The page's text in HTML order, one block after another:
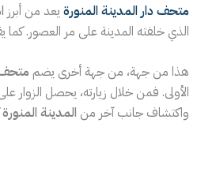
متحف دار المدينة المنورة يعد من أبرز
الذي خلفته المدينة على مر العصور. كما
هذا من جهة، من جهة أخرى يضم متحف
الأولى. فمن خلال زيارته، يحصل
واكتشاف جانب آخر من المدينة المنورة